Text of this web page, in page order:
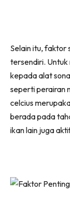
Selain itu, faktor
tersendiri. Untuk
kepada alat
seperti perairan
celcius
berada pada
ikan lain juga